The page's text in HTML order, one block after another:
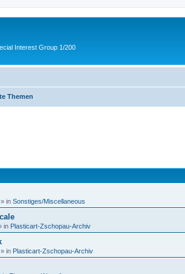
Interest Group 1/200
Themen
» in Sonstiges/Miscellaneous
in Plasticart-Zschopau-Archiv
» in Plasticart-Zschopau-Archiv